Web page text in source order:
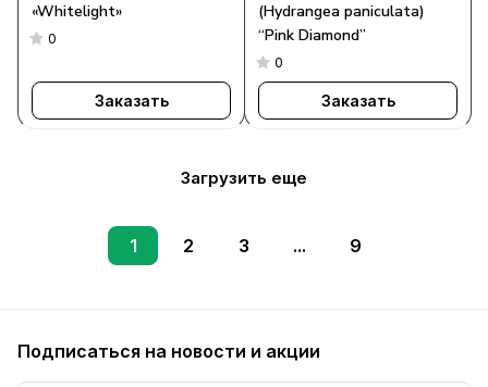
«Whitelight»
0
Заказать
(Hydrangea paniculata)
“Pink Diamond”
0
Заказать
Загрузить еще
1 2 3 ... 9
Подписаться на новости и акции